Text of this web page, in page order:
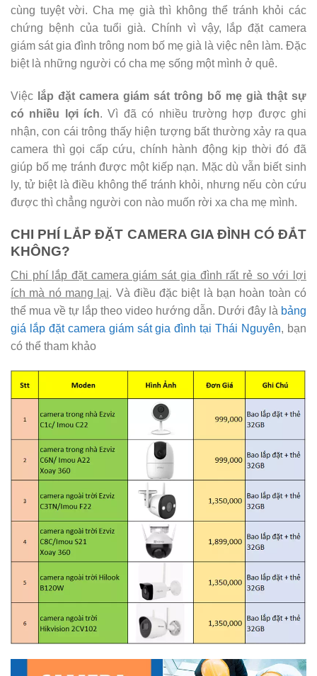
cùng tuyệt vời. Cha mẹ già thì không thể tránh khỏi các
chứng bệnh của tuổi già. Chính vì vậy, lắp đặt camera
giám sát gia đình trông nom bố mẹ già là việc nên làm. Đặc
biệt là những người có cha mẹ sống một mình ở quê.
Việc lắp đặt camera giám sát trông bố mẹ già thật sự
có nhiều lợi ích. Vì đã có nhiều trường hợp được ghi
nhận, con cái trông thấy hiện tượng bất thường xảy ra qua
camera thì gọi cấp cứu, chính hành động kịp thời đó đã
giúp bố mẹ tránh được một kiếp nạn. Mặc dù vẫn biết sinh
ly, tử biệt là điều không thể tránh khỏi, nhưng nếu còn cứu
được thì chẳng người con nào muốn rời xa cha mẹ mình.
CHI PHÍ LẮP ĐẶT CAMERA GIA ĐÌNH CÓ ĐẮT
KHÔNG?
Chi phí lắp đặt camera giám sát gia đình rất rẻ so với lợi
ích mà nó mang lại. Và điều đặc biệt là bạn hoàn toàn có
thể mua về tự lắp theo video hướng dẫn. Dưới đây là bảng
giá lắp đặt camera giám sát gia đình tại Thái Nguyên, bạn
có thể tham khảo